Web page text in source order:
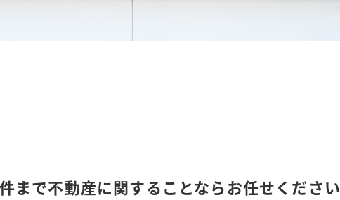
まで不動産に関することならお任せください